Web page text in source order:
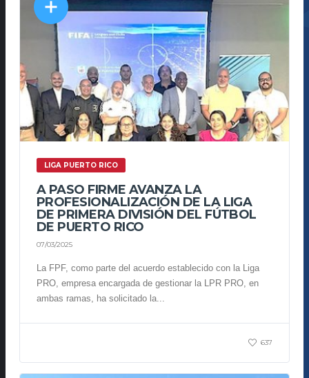
LIGA PUERTO RICO
A PASO FIRME AVANZA LA
PROFESIONALIZACIÓN DE LA LIGA
DE PRIMERA DIVISIÓN DEL FÚTBOL
DE PUERTO RICO
07/03/2025
La FPF, como parte del acuerdo establecido con la Liga
PRO, empresa encargada de gestionar la LPR PRO, en
ambas ramas, ha solicitado la...
637